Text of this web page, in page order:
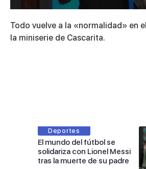
seconds
of
6
Todo vuelve a la «normalidad» en
la miniserie de Cascarita.
Deportes
El mundo del fútbol se
solidariza con Lionel Messi
tras la muerte de su padre